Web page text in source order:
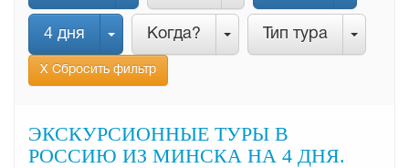
4 дня Когда? Тип тура
Х Сбросить фильтр
ЭКСКУРСИОННЫЕ ТУРЫ В
РОССИЮ ИЗ МИНСКА НА 4 ДНЯ.